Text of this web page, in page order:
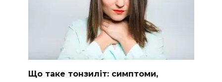
Що таке тонзиліт: симптоми,